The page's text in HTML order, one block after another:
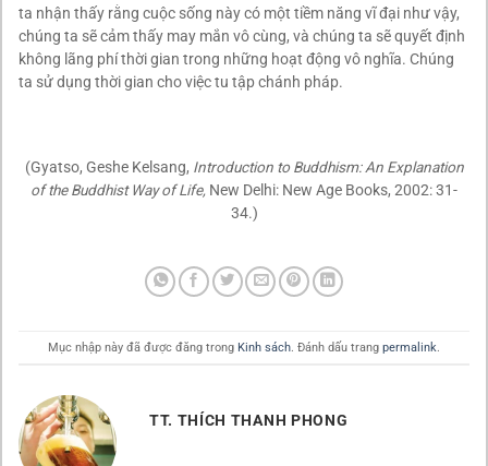
ta nhận thấy rằng cuộc sống này có một tiềm năng vĩ đại như vậy,
chúng ta sẽ cảm thấy may mắn vô cùng, và chúng ta sẽ quyết định
không lãng phí thời gian trong những hoạt động vô nghĩa. Chúng
ta sử dụng thời gian cho việc tu tập chánh pháp.
(Gyatso, Geshe Kelsang, Introduction to Buddhism: An Explanation
of the Buddhist Way of Life, New Delhi: New Age Books, 2002: 31-
34.)
Mục nhập này đã được đăng trong Kinh sách. Đánh dấu trang permalink.
TT. THÍCH THANH PHONG